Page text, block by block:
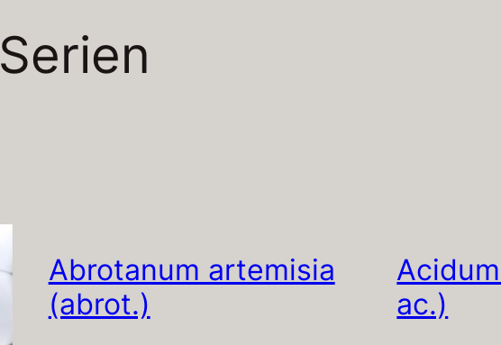
Serien
Abrotanum artemisia
(abrot.)
ac.)